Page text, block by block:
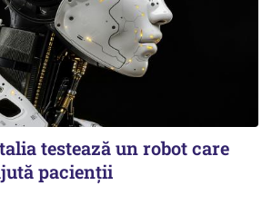
testează un robot care
pacienții